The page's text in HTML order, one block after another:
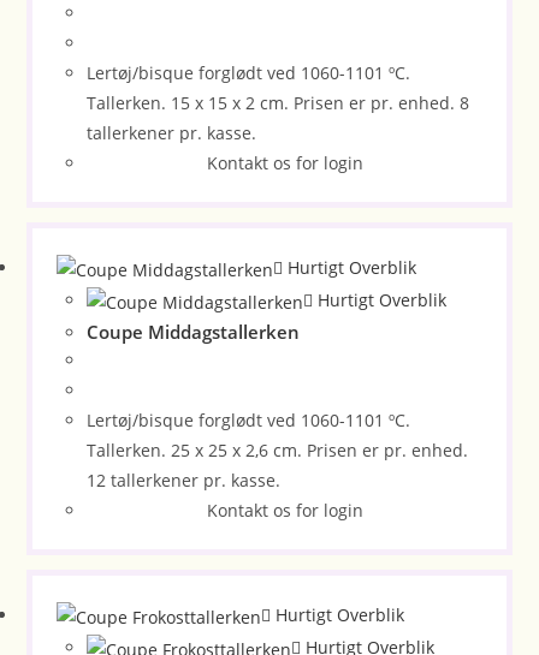
Lertøj/bisque forglødt ved 1060-1101 ºC.
Tallerken. 15 x 15 x 2 cm. Prisen er pr. enhed. 8
tallerkener pr. kasse.
Kontakt os for login
Hurtigt Overblik
Hurtigt Overblik
Coupe Middagstallerken
Lertøj/bisque forglødt ved 1060-1101 ºC.
Tallerken. 25 x 25 x 2,6 cm. Prisen er pr. enhed.
12 tallerkener pr. kasse.
Kontakt os for login
Hurtigt Overblik
Hurtigt Overblik